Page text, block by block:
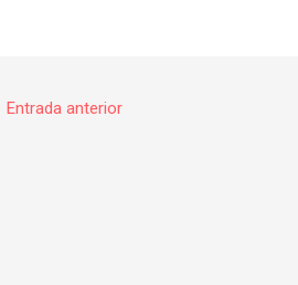
Entrada anterior